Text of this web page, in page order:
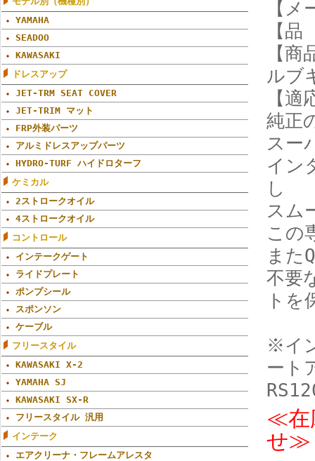
YAMAHA
SEADOO
KAWASAKI
ドレスアップ
JET-TRM SEAT COVER
JET-TRIM マット
FRP外装パーツ
アルミドレスアップパーツ
HYDRO-TURF ハイドロターフ
ケミカル
2ストロークオイル
4ストロークオイル
コントロール
インテークゲート
ライドプレート
ポンプシール
スポンソン
ケーブル
フリースタイル
KAWASAKI X-2
YAMAHA SJ
KAWASAKI SX-R
フリースタイル 汎用
インテーク
エアクリーナ・フレームアレスタ
【
【
【
ルブ
【
純正
スー
イン
し
スム
この
また
不要
トを
※イ
ート
≪在
せ≫